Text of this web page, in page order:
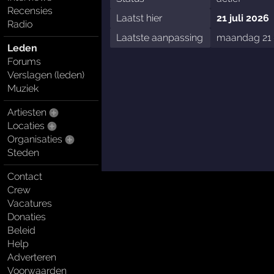
Recensies
Radio
Leden
Forums
Verslagen (leden)
Muziek
Artiesten
Locaties
Organisaties
Steden
Contact
Crew
Vacatures
Donaties
Beleid
Help
Adverteren
Voorwaarden
Laatst hier
21 juli 2026
Laatste aanpassing
maandag 21